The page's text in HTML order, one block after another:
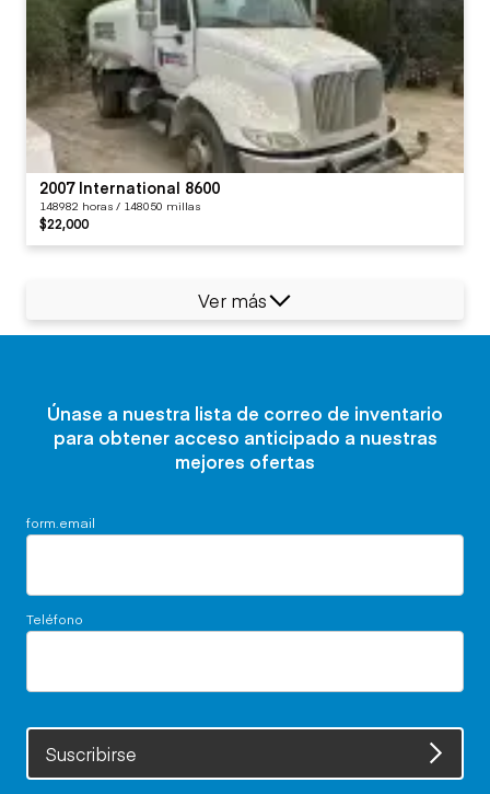
2007 International 8600
148982 horas / 148050 millas
$22,000
Ver más
Únase a nuestra lista de correo de inventario
para obtener acceso anticipado a nuestras
mejores ofertas
form.email
Teléfono
Suscribirse